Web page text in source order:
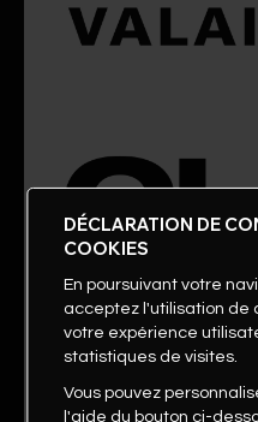
DÉCLARATION DE
COOKIES
En poursuivant votre
acceptez l'utilisation de
votre expérience
statistiques de visites.
Vous pouvez
l'aide du bouton ci-